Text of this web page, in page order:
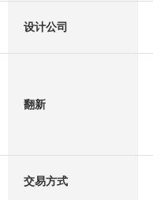
设计公司
翻新
交易方式